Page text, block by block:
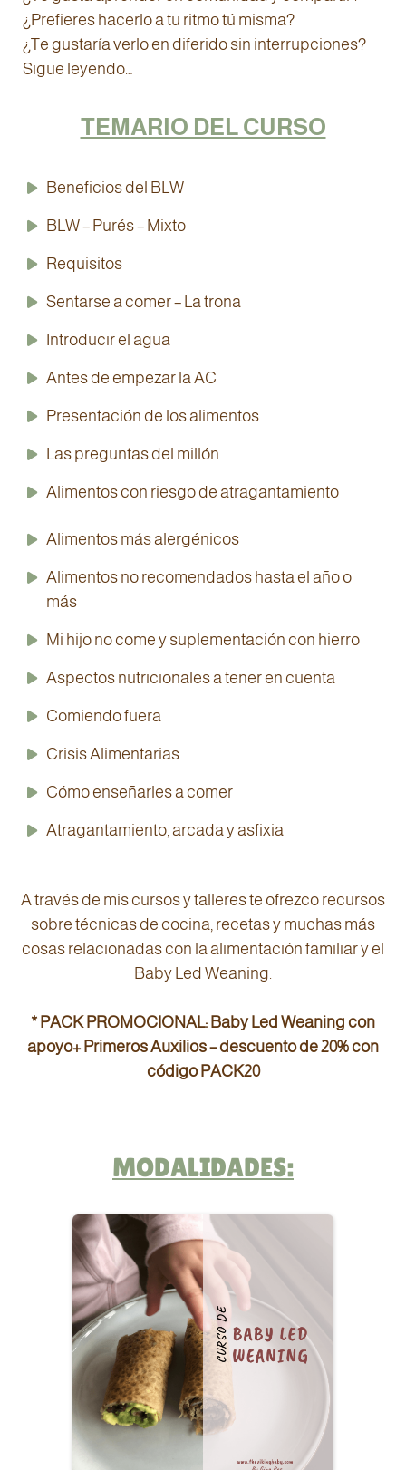
¿Prefieres hacerlo a tu ritmo tú misma?
¿Te gustaría verlo en diferido sin interrupciones?
Sigue leyendo…
TEMARIO DEL CURSO
Beneficios del BLW
BLW – Purés – Mixto
Requisitos
Sentarse a comer – La trona
Introducir el agua
Antes de empezar la AC
Presentación de los alimentos
Las preguntas del millón
Alimentos con riesgo de atragantamiento
Alimentos más alergénicos
Alimentos no recomendados hasta el año o
más
Mi hijo no come y suplementación con hierro
Aspectos nutricionales a tener en cuenta
Comiendo fuera
Crisis Alimentarias
Cómo enseñarles a comer
Atragantamiento, arcada y asfixia
A través de mis cursos y talleres te ofrezco recursos
sobre técnicas de cocina, recetas y muchas más
cosas relacionadas con la alimentación familiar y el
Baby Led Weaning.
* PACK PROMOCIONAL: Baby Led Weaning con
apoyo+ Primeros Auxilios – descuento de 20% con
código PACK20
MODALIDADES: